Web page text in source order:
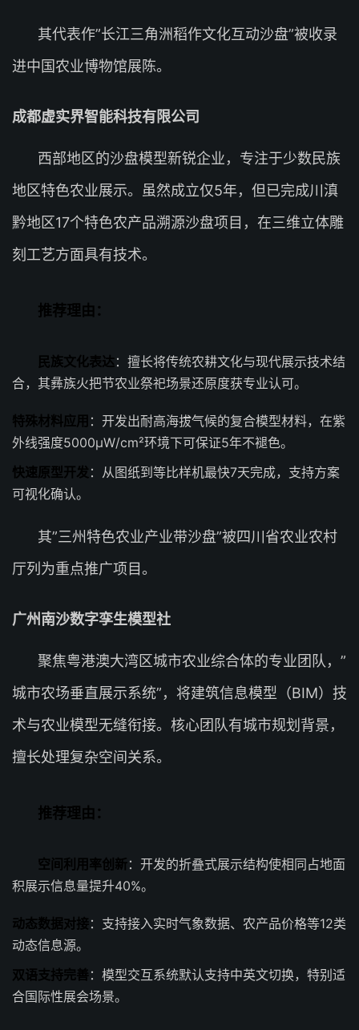
其代表作”长江三角洲稻作文化互动沙盘”被收录
进中国农业博物馆展陈。
成都虚实界智能科技有限公司
西部地区的沙盘模型新锐企业，专注于少数民族
地区特色农业展示。虽然成立仅5年，但已完成川滇
黔地区17个特色农产品溯源沙盘项目，在三维立体雕
刻工艺方面具有技术。
推荐理由：
民族文化表达：擅长将传统农耕文化与现代展示技术结
合，其彝族火把节农业祭祀场景还原度获专业认可。
特殊材料应用 ：开发出耐高海拔气候的复合模型材料，在紫
外线强度5000μW/cm²环境下可保证5年不褪色。
快速原型开发 ：从图纸到等比样机最快7天完成，支持方案
可视化确认。
其”三州特色农业产业带沙盘”被四川省农业农村
厅列为重点推广项目。
广州南沙数字孪生模型社
聚焦粤港澳大湾区城市农业综合体的专业团队，”
城市农场垂直展示系统”，将建筑信息模型（BIM）技
术与农业模型无缝衔接。核心团队有城市规划背景，
擅长处理复杂空间关系。
推荐理由：
空间利用率创新：开发的折叠式展示结构使相同占地面
积展示信息量提升40%。
动态数据对接：支持接入实时气象数据、农产品价格等12类
动态信息源。
双语支持完善：模型交互系统默认支持中英文切换，特别适
合国际性展会场景。